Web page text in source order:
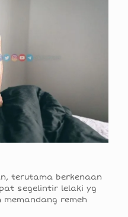
terutama berkenaan
segelintir lelaki yg
remeh